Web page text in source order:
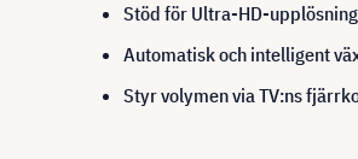
Stöd för Ultra-HD-
Automatisk och intelligent
Styr volymen via TV:ns